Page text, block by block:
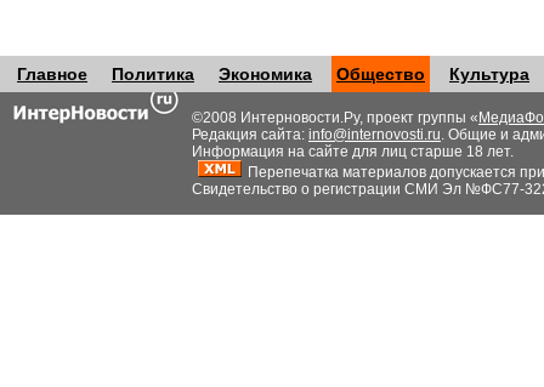
Главное Политика Экономика Общество Культура
©2008 Интерновости.Ру, проект группы «
Редакция сайта: info@internovosti.ru. Общие и
Информация на сайте для лиц старше 18 лет.
Перепечатка материалов допускается
Свидетельство о регистрации СМИ Эл №ФС77-